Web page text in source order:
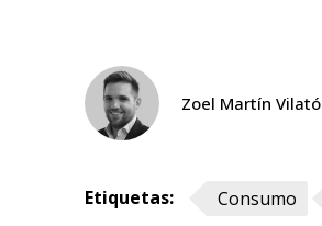
Zoel Martín Vilató
Etiquetas: Consumo